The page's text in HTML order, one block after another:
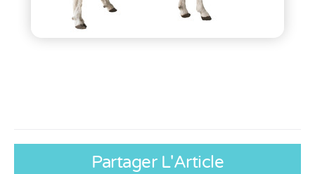
Partager L'Article